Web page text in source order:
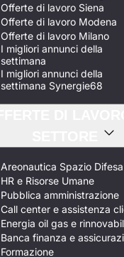
Offerte di lavoro Siena
Offerte di lavoro Modena
Offerte di lavoro Milano
I migliori annunci della
settimana
I migliori annunci della
settimana Synergie68
Areonautica Spazio Difesa
HR e Risorse Umane
Pubblica amministrazione
Call center e assistenza
Energia oil gas e
Banca finanza e
Formazione